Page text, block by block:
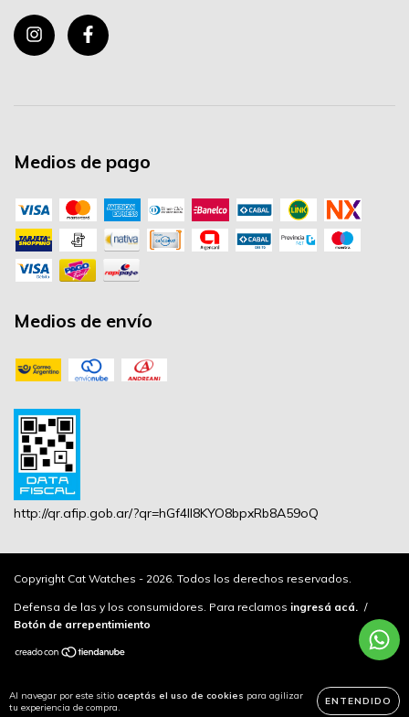
Al navegar por este sitio aceptás el uso de cookies para agilizar
tu experiencia de compra.
ENTENDIDO
Medios de pago
Medios de envío
http://qr.afip.gob.ar/?qr=hGf4lI8KYO8bpxRb8A59oQ
Copyright Cat Watches - 2026. Todos los derechos reservados.
Defensa de las y los consumidores. Para reclamos ingresá acá. /
Botón de arrepentimiento